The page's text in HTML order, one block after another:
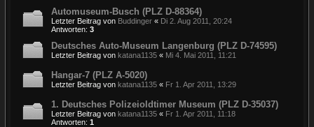
Automuseum-Busch (PLZ D-88364)
Letzter Beitrag von Buddinger « Di 2. Aug 2011, 20:24
Antworten: 3
Deutsches Auto-Museum Langenburg (PLZ D-74595)
Letzter Beitrag von katana1135 « Mi 4. Mai 2011, 11:21
Hangar-7 (PLZ A-5020)
Letzter Beitrag von katana1135 « Fr 1. Apr 2011, 13:29
1. Deutsches Polizeioldtimer Museum (PLZ D-35037)
Letzter Beitrag von katana1135 « Fr 1. Apr 2011, 11:18
Antworten: 1